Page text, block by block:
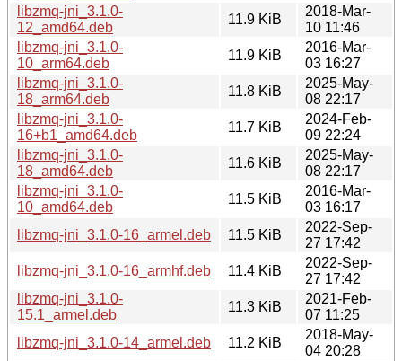
libzmq-jni_3.1.0-
12_amd64.deb
11.9 KiB
2018-Mar-
10 11:46
libzmq-jni_3.1.0-
10_arm64.deb
11.9 KiB
2016-Mar-
03 16:27
libzmq-jni_3.1.0-
18_arm64.deb
11.8 KiB
2025-May-
08 22:17
libzmq-jni_3.1.0-
16+b1_amd64.deb
11.7 KiB
2024-Feb-
09 22:24
libzmq-jni_3.1.0-
18_amd64.deb
11.6 KiB
2025-May-
08 22:17
libzmq-jni_3.1.0-
10_amd64.deb
11.5 KiB
2016-Mar-
03 16:17
libzmq-jni_3.1.0-16_armel.deb
11.5 KiB
2022-Sep-
27 17:42
libzmq-jni_3.1.0-16_armhf.deb
11.4 KiB
2022-Sep-
27 17:42
libzmq-jni_3.1.0-
15.1_armel.deb
11.3 KiB
2021-Feb-
07 11:25
libzmq-jni_3.1.0-14_armel.deb
11.2 KiB
2018-May-
04 20:28